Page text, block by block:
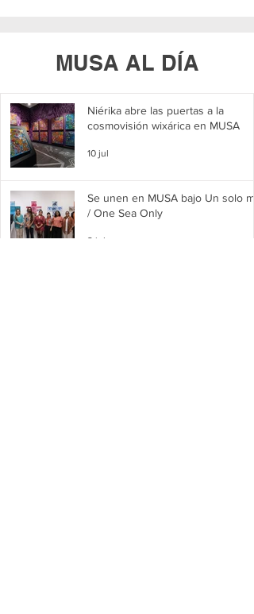
MUSA AL DÍA
Niérika abre las puertas a la
cosmovisión wixárica en MUSA
10 jul
Se unen en MUSA bajo Un solo
/ One Sea Only
2 jul